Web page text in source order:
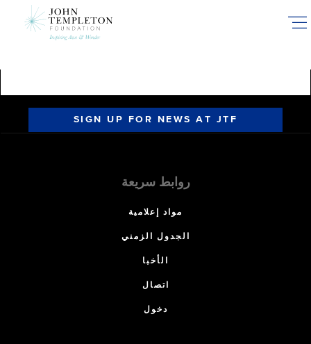
SIGN UP FOR NEWS AT JTF
روابط سريعة
مواد إعلامية
الجدول الزمني
الأخبا
اتصال
دخول